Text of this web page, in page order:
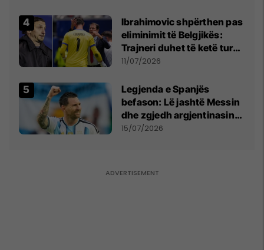
kërkon shkarkimin e
menjëhershëm të
Snezhana Paunoviq
Ibrahimovic shpërthen pas
eliminimit të Belgjikës:
Trajneri duhet të ketë turp,
ai lojtar se meritoi të luante
11/07/2026
Legjenda e Spanjës
befason: Lë jashtë Messin
dhe zgjedh argjentinasin
më të mirë në botë
15/07/2026